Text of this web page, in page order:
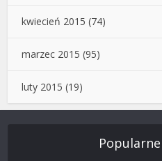
kwiecień 2015 (74)
marzec 2015 (95)
luty 2015 (19)